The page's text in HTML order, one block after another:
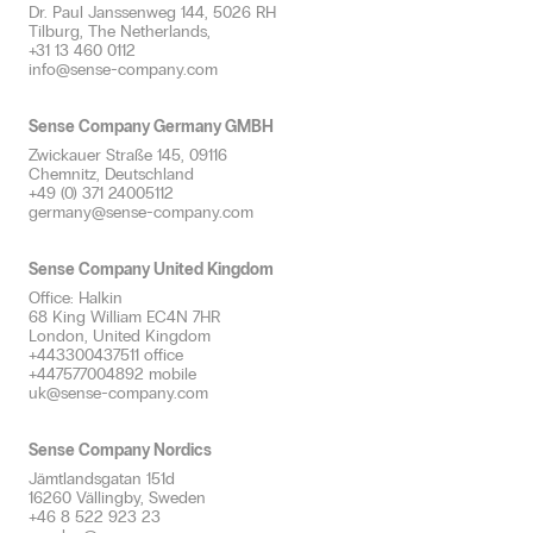
Doftplan & rådgivning
Dr. Paul Janssenweg 144, 5026 RH
Tilburg, The Netherlands,
+31 13 460 0112
info@sense-company.com
Sense Company Germany GMBH
Zwickauer Straße 145, 09116
Chemnitz, Deutschland
+49 (0) 371 24005112
germany@sense-company.com
Sense Company United Kingdom
Office: Halkin
68 King William EC4N 7HR
London, United Kingdom
+443300437511 office
+447577004892 mobile
uk@sense-company.com
Sense Company Nordics
Jämtlandsgatan 151d
16260 Vällingby, Sweden
+46 8 522 923 23